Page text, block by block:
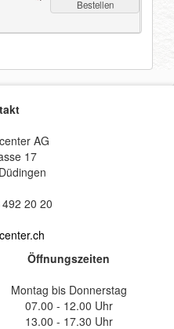
Bestellen
AG
17
20 20
Öffnungszeiten
Montag bis Donnerstag
07.00 - 12.00 Uhr
13.00 - 17.30 Uhr